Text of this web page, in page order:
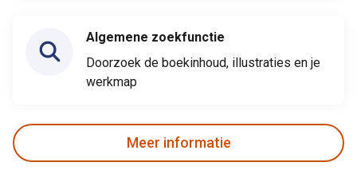
Algemene zoekfunctie
Doorzoek de boekinhoud, illustraties en je
werkmap
Meer informatie